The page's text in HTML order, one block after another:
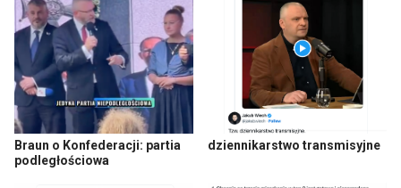
Braun o Konfederacji: partia
podległościowa
dziennikarstwo transmisyjne